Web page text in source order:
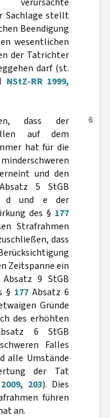
Sachlage stellt
Beendigung
wesentlichen
der Tatrichter
darf (st.
NStZ-RR 1999,
6
dass der
auf dem
hat für die
und den
5 StGB
d und e der
des § 177
Strafrahmen
dass
Zeitspanne ein
9 StGB
§ 177 Absatz 6
Gründe
des erhöhten
6 StGB
Falles
alle Umstände
der Tat
203). Dies
führen
an.